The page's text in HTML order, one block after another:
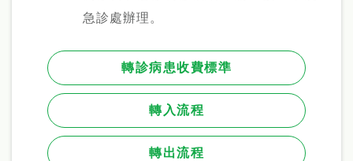
急診處辦理。
轉診病患收費標準
轉入流程
轉出流程